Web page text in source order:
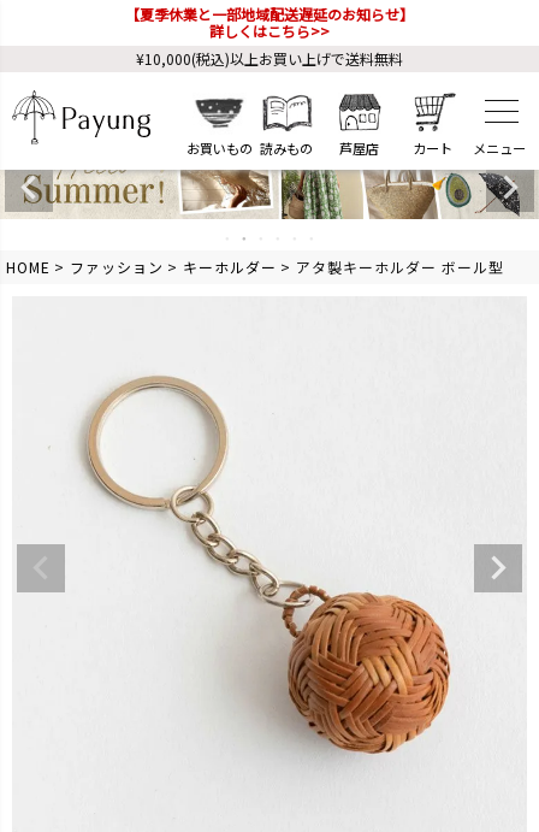
【夏季休業と一部地域配送遅延のお知らせ】
詳しくはこちら>>
¥10,000(税込)以上お買い上げで送料無料
お買いもの 読みもの 芦屋店 カート
HOME ファッション キーホルダー アタ製キーホルダー ボール型